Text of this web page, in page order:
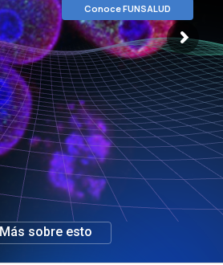
Conoce FUNSALUD
Más sobre esto